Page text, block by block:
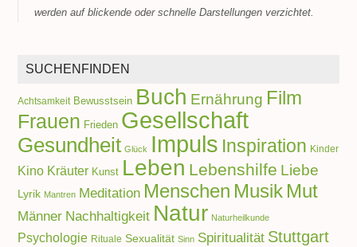
werden auf blickende oder schnelle Darstellungen verzichtet.
SUCHENFINDEN
Achtsamkeit Bewusstsein Buch Ernährung Film
Frauen Frieden Gesellschaft
Gesundheit Glück Impuls Inspiration Kinder
Kino Kräuter Kunst Leben Lebenshilfe Liebe
Lyrik Mantren Meditation Menschen Musik Mut
Männer Nachhaltigkeit Natur Naturheilkunde
Psychologie Rituale Sexualität Sinn Spiritualität Stuttgart